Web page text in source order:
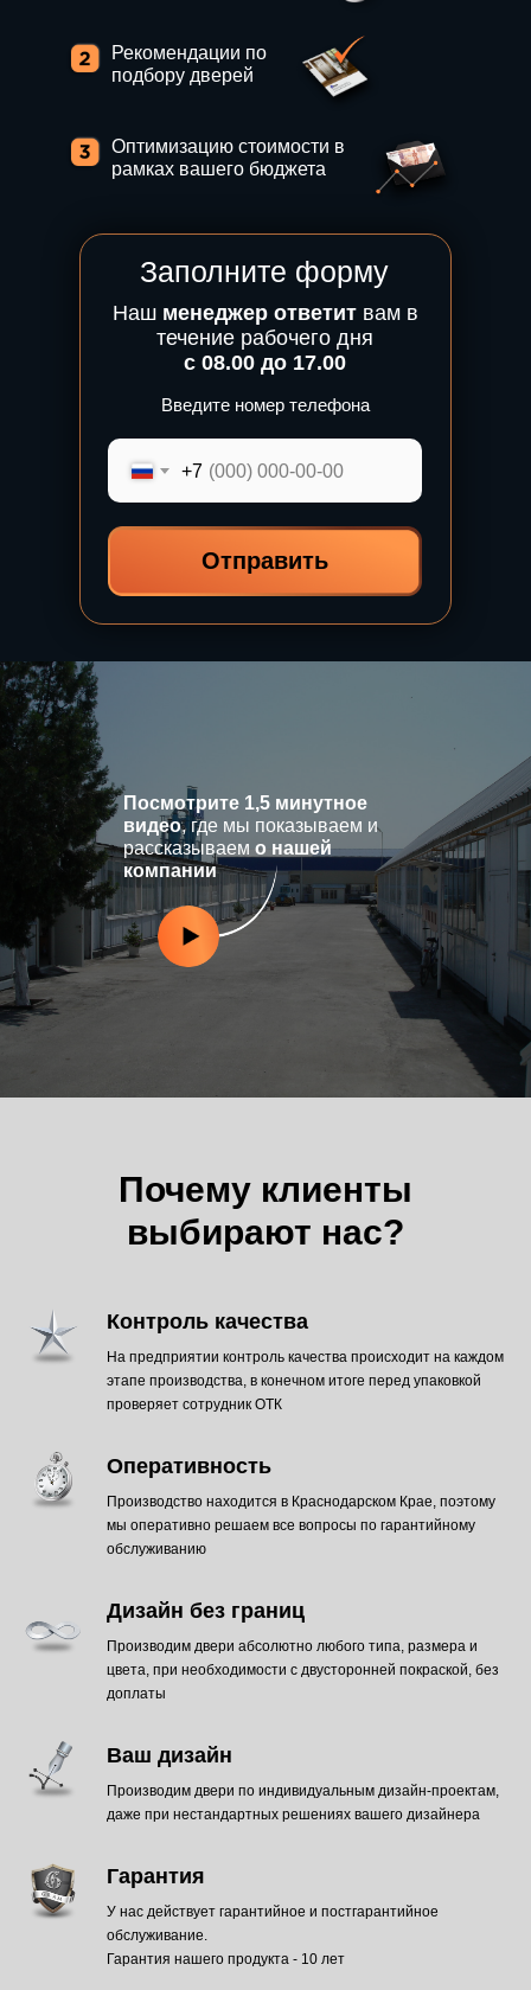
Заполните форму
Наш менеджер ответитвам в
течение рабочего дня
с 08.00 до 17.00
Введите номер телефона
+7
Отправить
Рекомендации по
подбору дверей
Оптимизацию стоимости в
рамках вашего бюджета
Посмотрите 1,5 минутное
видео, где мы показываем и
рассказываем о нашей
компании
Почему клиенты
выбирают нас?
Контроль качества
На предприятии контроль качества происходит на каждом
этапе производства, в конечном итоге перед упаковкой
проверяет сотрудник ОТК
Оперативность
Производство находится в Краснодарском Крае, поэтому
мы оперативно решаем все вопросы по гарантийному
обслуживанию
Дизайн без границ
Производим двери абсолютно любого типа, размера и
цвета, при необходимости с двусторонней покраской, без
доплаты
Ваш дизайн
Производим двери по индивидуальным дизайн-проектам,
даже при нестандартных решениях вашего дизайнера
Гарантия
У нас действует гарантийное и постгарантийное
обслуживание.
Гарантия нашего продукта - 10 лет